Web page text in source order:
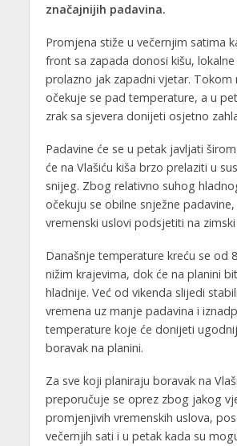
značajnijih padavina.
Promjena stiže u večernjim satima
front sa zapada donosi kišu,
prolazno jak zapadni vjetar. Tokom
očekuje se pad temperature, a u
zrak sa sjevera donijeti osjetno
Padavine će se u petak javljati
će na Vlašiću kiša brzo prelaziti u
snijeg. Zbog relativno suhog
očekuju se obilne snježne padavine,
vremenski uslovi podsjetiti na
Današnje temperature kreću se od
nižim krajevima, dok će na planini
hladnije. Već od vikenda slijedi
vremena uz manje padavina i
temperature koje će donijeti
boravak na planini.
Za sve koji planiraju boravak na
preporučuje se oprez zbog jakog
promjenjivih vremenskih uslova,
večernjih sati i u petak kada su